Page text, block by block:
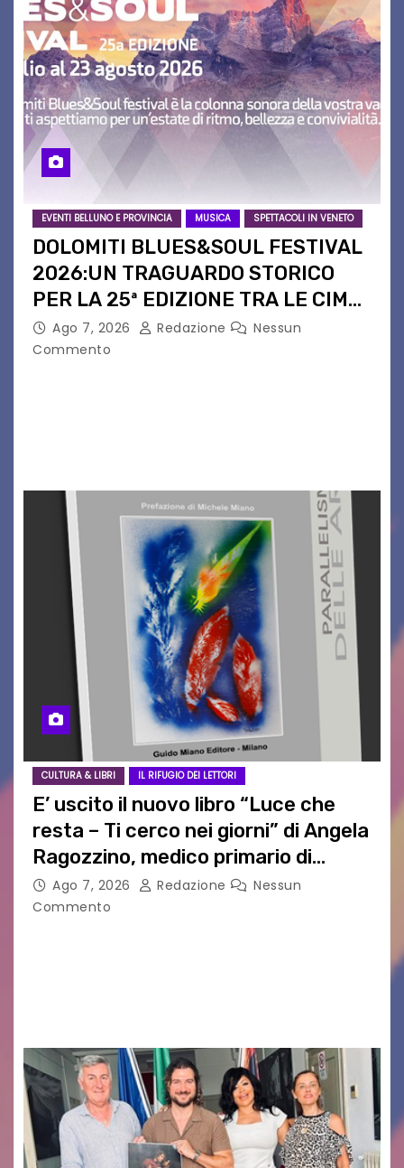
EVENTI BELLUNO E PROVINCIA MUSICA SPETTACOLI IN VENETO
DOLOMITI BLUES&SOUL FESTIVAL
2026:UN TRAGUARDO STORICO
PER LA 25ª EDIZIONE TRA LE CIME
PATRIMONIO UNESCO
Ago 7, 2026 Redazione
Nessun
Commento
CULTURA & LIBRI IL RIFUGIO DEI LETTORI
E’ uscito il nuovo libro “Luce che
resta – Ti cerco nei giorni” di Angela
Ragozzino, medico primario di
Capua
Ago 7, 2026 Redazione
Nessun
Commento